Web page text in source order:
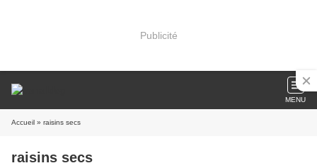
Publicité
MENU
Accueil » raisins secs
raisins secs